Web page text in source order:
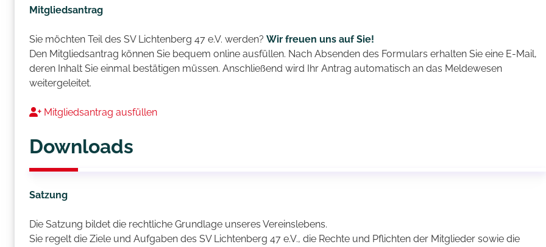
Mitgliedsantrag
Sie möchten Teil des SV Lichtenberg 47 e.V. werden? Wir freuen uns auf Sie!
Den Mitgliedsantrag können Sie bequem online ausfüllen. Nach Absenden des Formulars erhalten Sie eine E-Mail,
deren Inhalt Sie einmal bestätigen müssen. Anschließend wird Ihr Antrag automatisch an das Meldewesen
weitergeleitet.
Mitgliedsantrag ausfüllen
Downloads
Satzung
Die Satzung bildet die rechtliche Grundlage unseres Vereinslebens.
Sie regelt die Ziele und Aufgaben des SV Lichtenberg 47 e.V., die Rechte und Pflichten der Mitglieder sowie die